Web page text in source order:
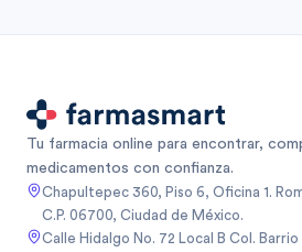
Tu farmacia online para encontrar,
medicamentos con confianza.
Chapultepec 360, Piso 6, Oficina 1.
C.P. 06700, Ciudad de México.
Calle Hidalgo No. 72 Local B Col.